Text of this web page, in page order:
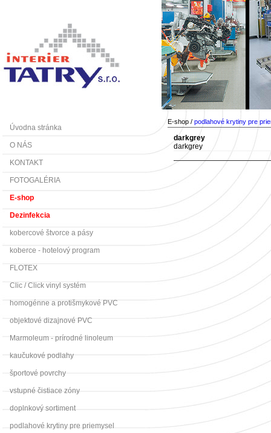
Úvodna stránka
O NÁS
KONTAKT
FOTOGALÉRIA
E-shop
Dezinfekcia
kobercové štvorce a pásy
koberce - hotelový program
FLOTEX
Clic / Click vinyl systém
homogénne a protišmykové PVC
objektové dizajnové PVC
Marmoleum - prírodné linoleum
kaučukové podlahy
športové povrchy
vstupné čistiace zóny
doplnkový sortiment
podlahové krytiny pre priemysel
E-shop / podlahové krytiny pre
darkgrey
darkgrey